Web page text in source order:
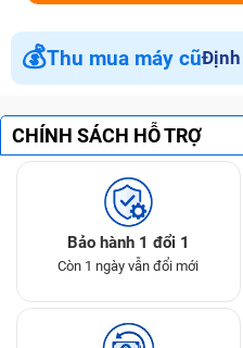
💰Thu mua máy cũĐịnh
CHÍNH SÁCH HỖ TRỢ
Bảo hành 1 đổi 1
Còn 1 ngày vẫn đổi mới